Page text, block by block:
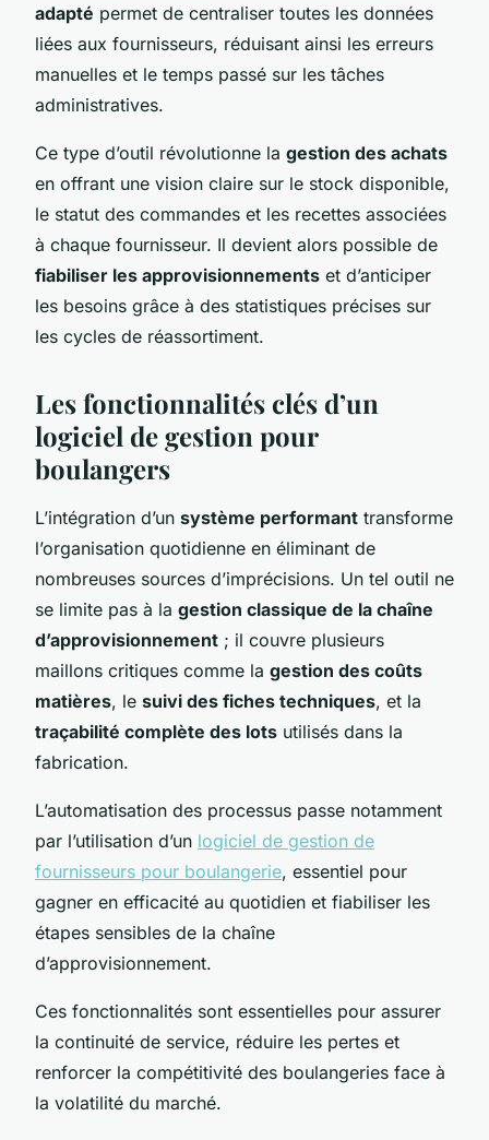
adapté permet de centraliser toutes les données
liées aux fournisseurs, réduisant ainsi les erreurs
manuelles et le temps passé sur les tâches
administratives.
Ce type d’outil révolutionne la gestion des achats
en offrant une vision claire sur le stock disponible,
le statut des commandes et les recettes associées
à chaque fournisseur. Il devient alors possible de
fiabiliser les approvisionnements et d’anticiper
les besoins grâce à des statistiques précises sur
les cycles de réassortiment.
Les fonctionnalités clés d’un
logiciel de gestion pour
boulangers
L’intégration d’un système performant transforme
l’organisation quotidienne en éliminant de
nombreuses sources d’imprécisions. Un tel outil ne
se limite pas à la gestion classique de la chaîne
d’approvisionnement ; il couvre plusieurs
maillons critiques comme la gestion des coûts
matières, le suivi des fiches techniques, et la
traçabilité complète des lots utilisés dans la
fabrication.
L’automatisation des processus passe notamment
par l’utilisation d’un logiciel de gestion de
fournisseurs pour boulangerie, essentiel pour
gagner en efficacité au quotidien et fiabiliser les
étapes sensibles de la chaîne
d’approvisionnement.
Ces fonctionnalités sont essentielles pour assurer
la continuité de service, réduire les pertes et
renforcer la compétitivité des boulangeries face à
la volatilité du marché.